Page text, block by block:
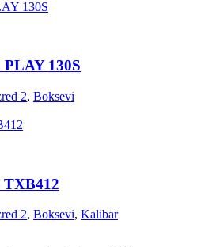
130S
2, Boksevi
2, Boksevi, Kalibar